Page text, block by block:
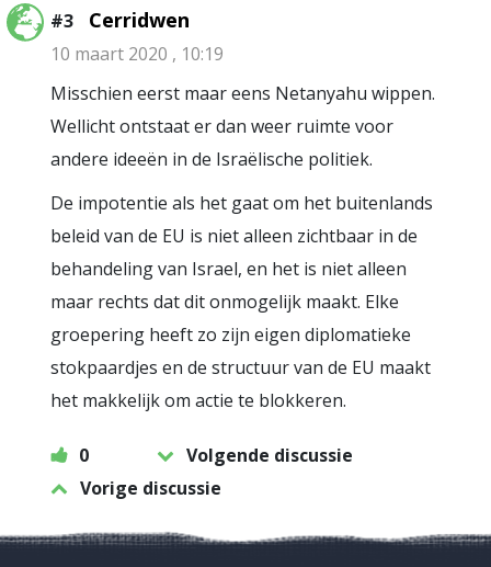
#3 Cerridwen
10 maart 2020 , 10:19
Misschien eerst maar eens Netanyahu wippen.
Wellicht ontstaat er dan weer ruimte voor
andere ideeën in de Israëlische politiek.
De impotentie als het gaat om het buitenlands
beleid van de EU is niet alleen zichtbaar in de
behandeling van Israel, en het is niet alleen
maar rechts dat dit onmogelijk maakt. Elke
groepering heeft zo zijn eigen diplomatieke
stokpaardjes en de structuur van de EU maakt
het makkelijk om actie te blokkeren.
0
Volgende discussie
Vorige discussie